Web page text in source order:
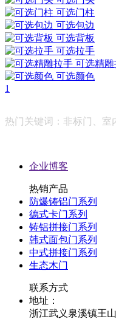
可选门柱
可选包边
可选背板
可选拉手
可选精
可选颜色
1
热门关键词：非标门、室
企业博客
热销产品
防爆铸铝门系列
德式卡门系列
铸铝拼接门系列
韩式面包门系列
中式拼接门系列
生态木门
联系方式
地址：
浙江武义泉溪镇王